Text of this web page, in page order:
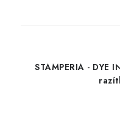
STAMPERIA - DYE